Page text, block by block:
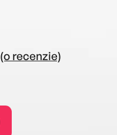
(o recenzie)